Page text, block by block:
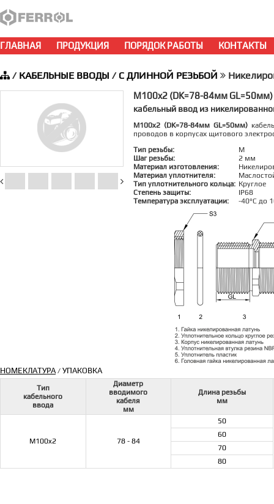
ГЛАВНАЯ ПРОДУКЦИЯ ПОРЯДОК РАБОТЫ КОНТАКТЫ
/ КАБЕЛЬНЫЕ ВВОДЫ / С ДЛИННОЙ РЕЗЬБОЙ
M100x2 (DK=78-84мм GL=50мм)
кабельный ввод из
M100x2 (DK=78-84мм GL=50мм)
проводов в корпусах щитового
Тип резьбы:
M
Шаг резьбы:
2 мм
Материал изготовления:
Материал уплотнителя:
Тип уплотнительного кольца: Круглое
Степень защиты:
IP68
Температура эксплуатации:
-40°C до
НОМЕКЛАТУРА/ УПАКОВКА
Тип
кабельного
ввода
Диаметр
вводимого
кабеля
мм
Длина резьбы
мм
M100x2 78 - 84
50
60
70
80